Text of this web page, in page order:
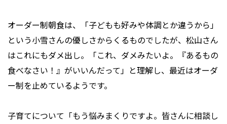
オーダー制朝食は、「子どもも好みや体調とか違うから」
という小雪さんの優しさからくるものでしたが、松山さん
はこれにもダメ出し。「これ、ダメみたいよ。『あるもの
食べなさい！』がいいんだって」と理解し、最近はオーダ
ー制を止めているようです。
子育てについて「もう悩みまくりですよ。皆さんに相談し